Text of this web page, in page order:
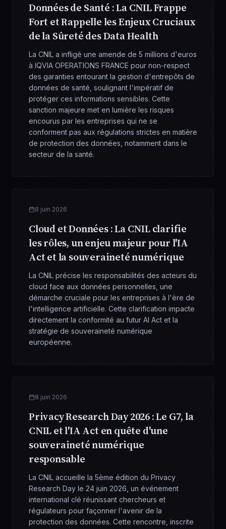
Données de Santé : La CNIL Frappe
Fort et Rappelle les Enjeux Cruciaux
de la Sûreté des Data Health
La CNIL a infligé une amende de 5 millions d'euros
à IQVIA OPERATIONS FRANCE pour non-respect
des garanties entourant la gestion d'entrepôts de
données de santé, soulignant l'impératif de
protéger ces informations sensibles. Cette
sanction majeure met en lumière les risques
encourus par les entreprises qui ne se
conforment pas aux régulations strictes en matière
de protection des données, notamment dans le
secteur de la santé.
8 juin 2026
Cloud et Données : La CNIL clarifie
les rôles, un enjeu majeur pour l'IA
Act et la souveraineté numérique
La CNIL précise les responsabilités des acteurs du
cloud face aux données personnelles, une
démarche cruciale pour les entreprises à l'ère de
l'intelligence artificielle. Cette clarification impacte
directement la conformité au futur AI Act et la
stratégie de souveraineté numérique
européenne.
8 juin 2026
Privacy Research Day 2026 : Le G7, la
CNIL et l'IA Act en quête d'une
souveraineté numérique
responsable
La CNIL accueille la 5ème édition du Privacy
Research Day le 24 juin 2026, un événement
international clé réunissant chercheurs et
régulateurs pour façonner l'avenir de la
protection des données. Cette rencontre, inscrite